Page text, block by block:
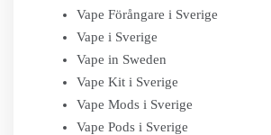
Vape Förångare i Sverige
Vape i Sverige
Vape in Sweden
Vape Kit i Sverige
Vape Mods i Sverige
Vape Pods i Sverige